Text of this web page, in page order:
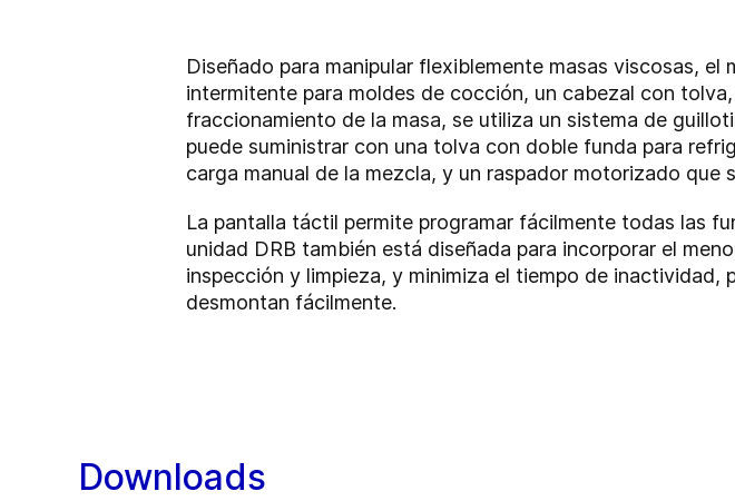
Diseñado para manipular flexiblemente masas viscosas,
intermitente para moldes de cocción, un cabezal con
fraccionamiento de la masa, se utiliza un sistema de
puede suministrar con una tolva con doble funda para
carga manual de la mezcla, y un raspador motorizado que
La pantalla táctil permite programar fácilmente todas las
unidad DRB también está diseñada para incorporar el
inspección y limpieza, y minimiza el tiempo de
desmontan fácilmente.
Downloads